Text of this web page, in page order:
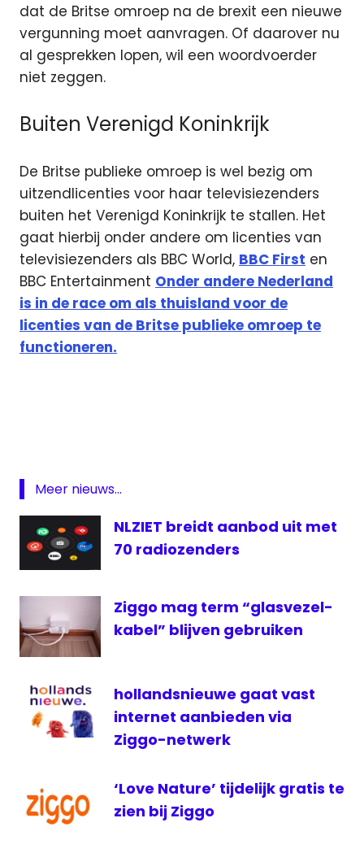
dat de Britse omroep na de brexit een nieuwe
vergunning moet aanvragen. Of daarover nu
al gesprekken lopen, wil een woordvoerder
niet zeggen.
Buiten Verenigd Koninkrijk
De Britse publieke omroep is wel bezig om
uitzendlicenties voor haar televisiezenders
buiten het Verenigd Koninkrijk te stallen. Het
gaat hierbij onder andere om licenties van
televisiezenders als BBC World, BBC First en
BBC Entertainment Onder andere Nederland
is in de race om als thuisland voor de
licenties van de Britse publieke omroep te
functioneren.
KPN
Omroep
Radio
Koninkrijk
VodafoneZiggo
Meer nieuws...
NLZIET breidt aanbod uit met
70 radiozenders
Ziggo mag term “glasvezel-
kabel” blijven gebruiken
hollandsnieuwe gaat vast
internet aanbieden via
Ziggo-netwerk
‘Love Nature’ tijdelijk gratis te
zien bij Ziggo